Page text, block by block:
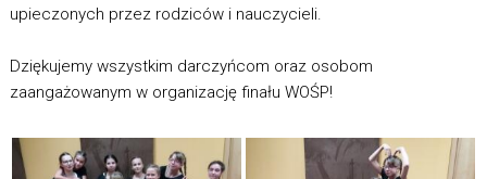
upieczonych przez rodziców i nauczycieli.
Dziękujemy wszystkim darczyńcom oraz osobom
zaangażowanym w organizację finału WOŚP!